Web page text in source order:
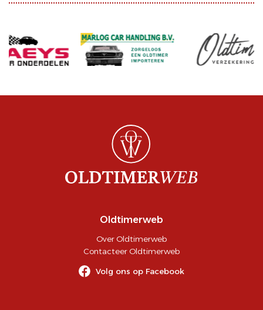
Oldtimerweb
Over Oldtimerweb
Contacteer Oldtimerweb
Volg ons op Facebook